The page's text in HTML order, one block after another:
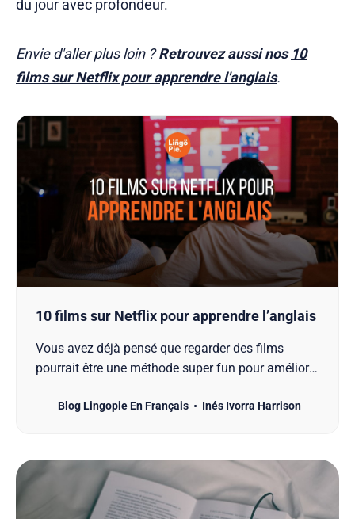
du jour avec profondeur.
Envie d'aller plus loin ?Retrouvez aussi nos 10
films sur Netflix pour apprendre l'anglais.
10 films sur Netflix pour apprendre l’anglais
Vous avez déjà pensé que regarder des films
pourrait être une méthode super fun pour améliorer
est une véritable mine d’or pour ceux qui veulent
Blog Lingopie En Français Inés Ivorra Harrison